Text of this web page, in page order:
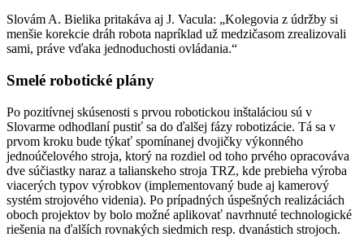
Slovám A. Bielika pritakáva aj J. Vacula: „Kolegovia z údržby si
menšie korekcie dráh robota napríklad už medzičasom zrealizovali
sami, práve vďaka jednoduchosti ovládania.“
Smelé robotické plány
Po pozitívnej skúsenosti s prvou robotickou inštaláciou sú v
Slovarme odhodlaní pustiť sa do ďalšej fázy robotizácie. Tá sa v
prvom kroku bude týkať spomínanej dvojičky výkonného
jednoúčelového stroja, ktorý na rozdiel od toho prvého opracováva
dve súčiastky naraz a talianskeho stroja TRZ, kde prebieha výroba
viacerých typov výrobkov (implementovaný bude aj kamerový
systém strojového videnia). Po prípadných úspešných realizáciách
oboch projektov by bolo možné aplikovať navrhnuté technologické
riešenia na ďalších rovnakých siedmich resp. dvanástich strojoch.